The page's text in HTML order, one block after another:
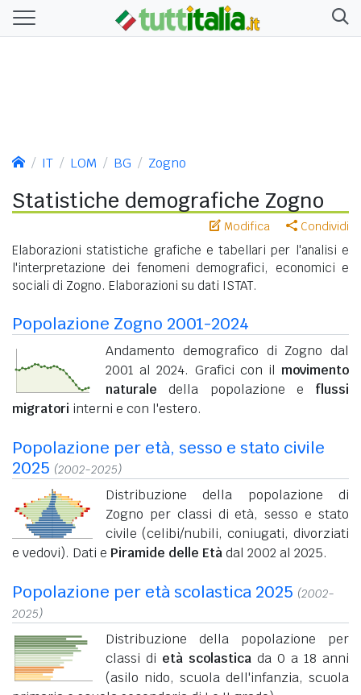
IT LOM BG Zogno
Statistiche demografiche Zogno
Modifica Condividi
Elaborazioni statistiche grafiche e tabellari per l'analisi e
l'interpretazione dei fenomeni demografici, economici e
sociali di Zogno. Elaborazioni su dati ISTAT.
Popolazione Zogno 2001-2024
Andamento demografico di Zogno dal
2001 al 2024. Grafici con il movimento
naturale della popolazione e flussi
migratori interni e con l'estero.
Popolazione per età, sesso e stato civile
2025 (2002-2025)
Distribuzione della popolazione di
Zogno per classi di età, sesso e stato
civile (celibi/nubili, coniugati, divorziati
e vedovi). Dati e Piramide delle Etàdal 2002 al 2025.
Popolazione per età scolastica 2025 (2002-
2025)
Distribuzione della popolazione per
classi di età scolastica da 0 a 18 anni
(asilo nido, scuola dell'infanzia, scuola